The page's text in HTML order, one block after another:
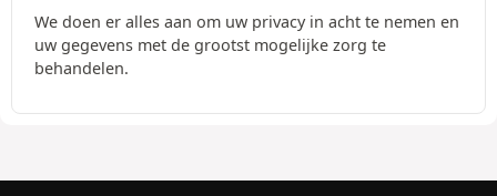
We doen er alles aan om uw privacy in acht te nemen en
uw gegevens met de grootst mogelijke zorg te
behandelen.